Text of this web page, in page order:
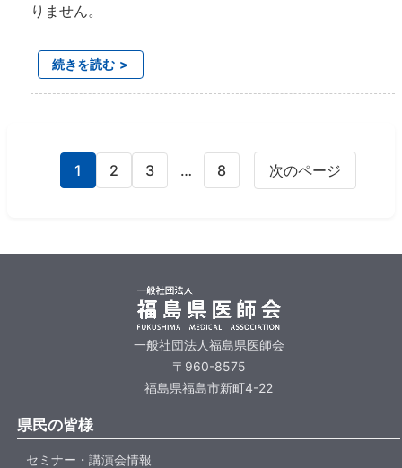
りません。
続きを読む
1 2 3 … 8 次のページ
一般社団法人福島県医師会
〒960-8575
福島県福島市新町4-22
県民の皆様
セミナー・講演会情報